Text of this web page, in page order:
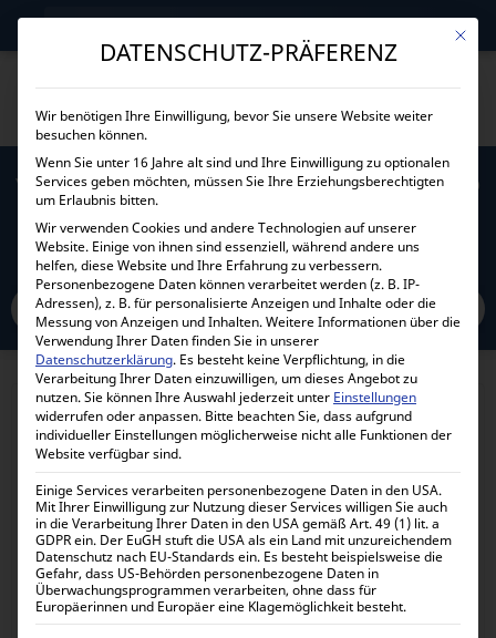
→
VICTRON ENERGY SOLARPANEL 365W MONO
SERIES 4C SPM043657203
Home Alle Produkte Solarpanele Victron Panele
Victron Energy Solarpanel 365W Mono Series 4c SPM043657203
Victron Energy Solarpanel 365W
Mono Series 4c SPM043657203
Mit
DATENSCHUTZ-PRÄFERENZ
Wir benötigen Ihre Einwilligung, bevor Sie unsere Website weiter
besuchen können.
Wenn Sie unter 16 Jahre alt sind und Ihre Einwilligung zu optionalen
Services geben möchten, müssen Sie Ihre Erziehungsberechtigten
um Erlaubnis bitten.
Wir verwenden Cookies und andere Technologien auf unserer
Website. Einige von ihnen sind essenziell, während andere uns
helfen, diese Website und Ihre Erfahrung zu verbessern.
Personenbezogene Daten können verarbeitet werden (z. B. IP-
Adressen), z. B. für personalisierte Anzeigen und Inhalte oder die
Messung von Anzeigen und Inhalten.Weitere Informationen über die
Verwendung Ihrer Daten finden Sie in unserer
Datenschutzerklärung. Es besteht keine Verpflichtung, in die
Verarbeitung Ihrer Daten einzuwilligen, um dieses Angebot zu
nutzen.Sie können Ihre Auswahl jederzeit unter Einstellungen
widerrufen oder anpassen. Bitte beachten Sie, dass aufgrund
individueller Einstellungen möglicherweise nicht alle Funktionen der
Website verfügbar sind.
Einige Services verarbeiten personenbezogene Daten in den USA.
Mit Ihrer Einwilligung zur Nutzung dieser Services willigen Sie auch
in die Verarbeitung Ihrer Daten in den USA gemäß Art. 49 (1) lit. a
GDPR ein. Der EuGH stuft die USA als ein Land mit unzureichendem
Datenschutz nach EU-Standards ein. Es besteht beispielsweise die
Gefahr, dass US-Behörden personenbezogene Daten in
Überwachungsprogrammen verarbeiten, ohne dass für
Europäerinnen und Europäer eine Klagemöglichkeit besteht.